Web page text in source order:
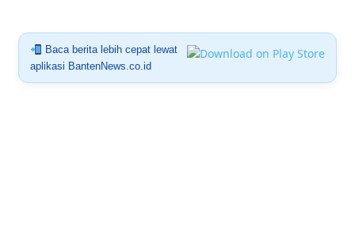
Baca berita lebih cepat lewat
aplikasi BantenNews.co.id